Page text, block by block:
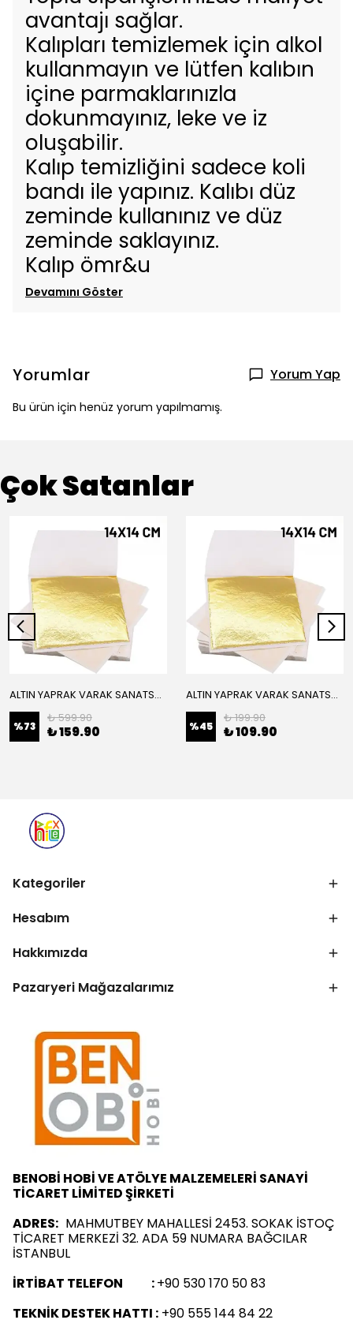
avantajı sağlar.
Kalıpları temizlemek için alkol
kullanmayın ve lütfen kalıbın
içine parmaklarınızla
dokunmayınız, leke ve iz
oluşabilir.
Kalıp temizliğini sadece koli
bandı ile yapınız. Kalıbı düz
zeminde kullanınız ve düz
zeminde saklayınız.
Kalıp ömr&u
Devamını Göster
Yorumlar Yorum Yap
Bu ürün için henüz yorum yapılmamış.
Çok Satanlar
ALTIN YAPRAK VARAK SANATSAL BÜYÜK BOY FOLYO EPOKSİ REÇİNE NAİL ART 16 ADET 14X14 CM ALTIN RENK
%73
₺ 599.90
₺ 159.90
ALTIN YAPRAK VARAK SANATSAL BÜYÜK BOY FOLYO EPOKSİ REÇİNE NAİL ART 8 ADET ALTIN RENK 14X14 CM
%45
₺ 199.90
₺ 109.90
Kategoriler
Hesabım
Hakkımızda
Pazaryeri Mağazalarımız
BENOBİ HOBİ VE ATÖLYE MALZEMELERİ SANAYİ
TİCARET LİMİTED ŞİRKETİ
ADRES: MAHMUTBEY MAHALLESİ 2453. SOKAK İSTOÇ
TİCARET MERKEZİ 32. ADA 59 NUMARA BAĞCILAR
İSTANBUL
İRTİBAT TELEFON :+90 530 170 50 83
TEKNİK DESTEK HATTI : +90 555 144 84 22